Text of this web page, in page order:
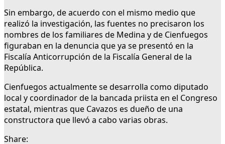
Sin embargo, de acuerdo con el mismo medio que
realizó la investigación, las fuentes no precisaron los
nombres de los familiares de Medina y de Cienfuegos
figuraban en la denuncia que ya se presentó en la
Fiscalía Anticorrupción de la Fiscalía General de la
República.
Cienfuegos actualmente se desarrolla como diputado
local y coordinador de la bancada priista en el Congreso
estatal, mientras que Cavazos es dueño de una
constructora que llevó a cabo varias obras.
Share: